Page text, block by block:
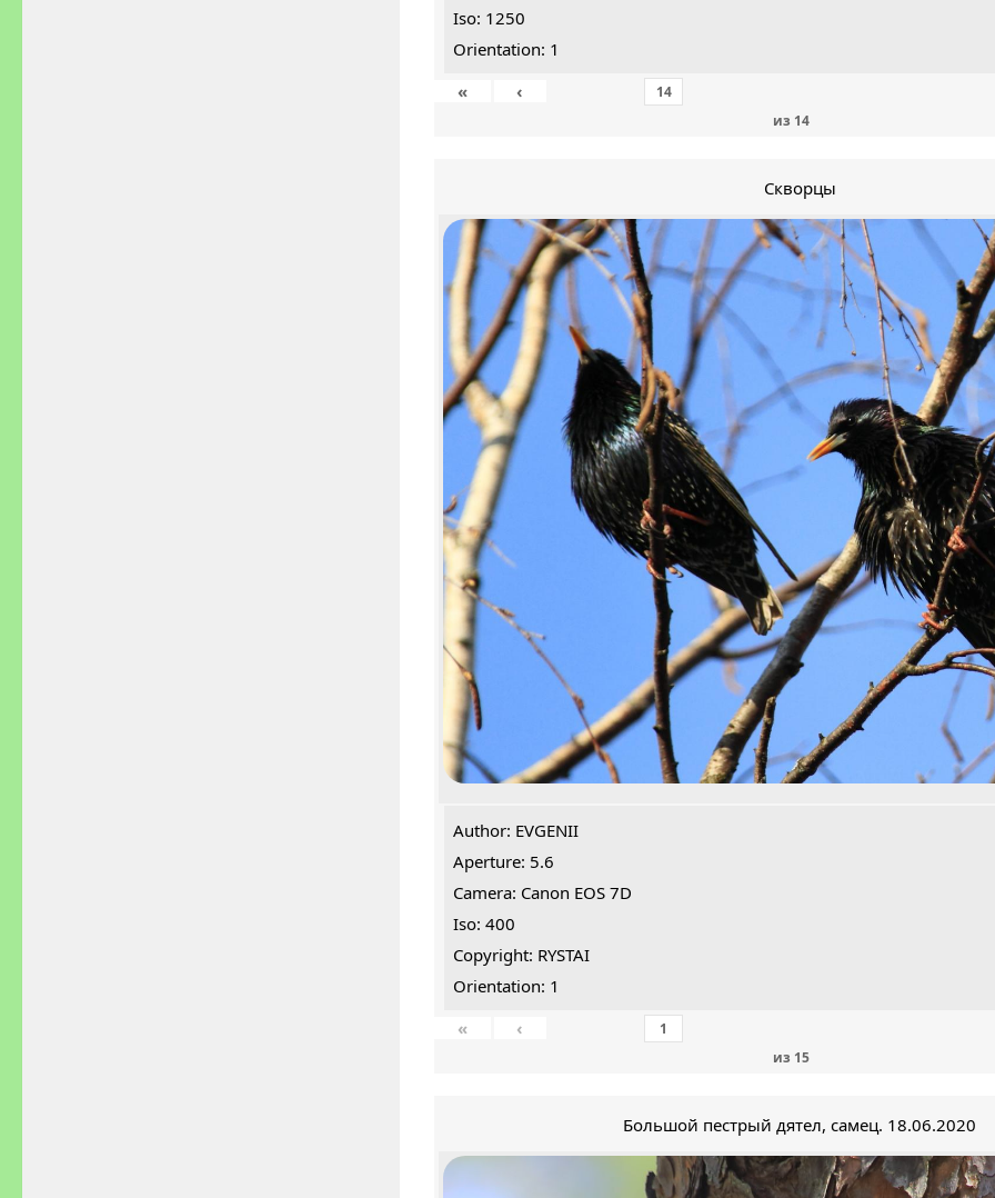
Iso: 1250
Orientation: 1
«
‹
из 14
Скворцы
Author: EVGENII
Aperture: 5.6
Camera: Canon EOS 7D
Iso: 400
Copyright: RYSTAI
Orientation: 1
«
‹
из 15
Большой пестрый дятел, самец. 18.06.2020